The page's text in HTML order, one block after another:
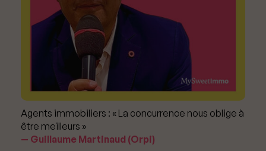
Agents immobiliers : « La concurrence nous oblige à
être meilleurs »
Guillaume Martinaud (Orpi)